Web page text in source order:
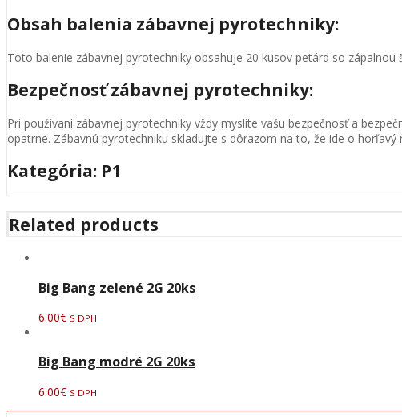
Obsah balenia zábavnej pyrotechniky:
Toto balenie zábavnej pyrotechniky obsahuje 20 kusov petárd so zápalnou
Bezpečnosť zábavnej pyrotechniky:
Pri používaní zábavnej pyrotechniky vždy myslite vašu bezpečnosť a
opatrne. Zábavnú pyrotechniku skladujte s dôrazom na to, že ide o
Kategória: P1
Related products
Big Bang zelené 2G 20ks
6.00€ S DPH
Big Bang modré 2G 20ks
6.00€ S DPH